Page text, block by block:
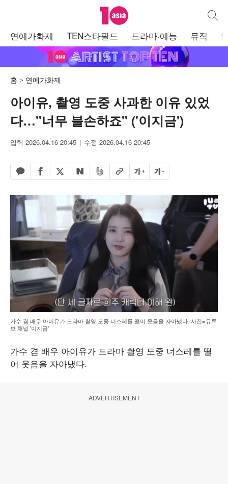
텐아시아 통합
연예가화제 TEN스타필드 드라마·예능 뮤직
홈 연예가화제
아이유, 촬영 도중 사과한 이유 있었
다…"너무 불손하죠" ('이지금')
입력 2026.04.16 20:45 수정 2026.04.16 20:45
카카오톡 공유하기
페이스북 공유하기
엑스 공유하기
네이버 공유하기
밴드 공유하기
URL복사글자 크게글자 작게
가수 겸 배우 아이유가 드라마 촬영 도중 너스레를 떨어 웃음을 자아냈다. 사진=유튜
브 채널 '이지금'
가수 겸 배우 아이유가 드라마 촬영 도중 너스레를 떨
어 웃음을 자아냈다.
ADVERTISEMENT